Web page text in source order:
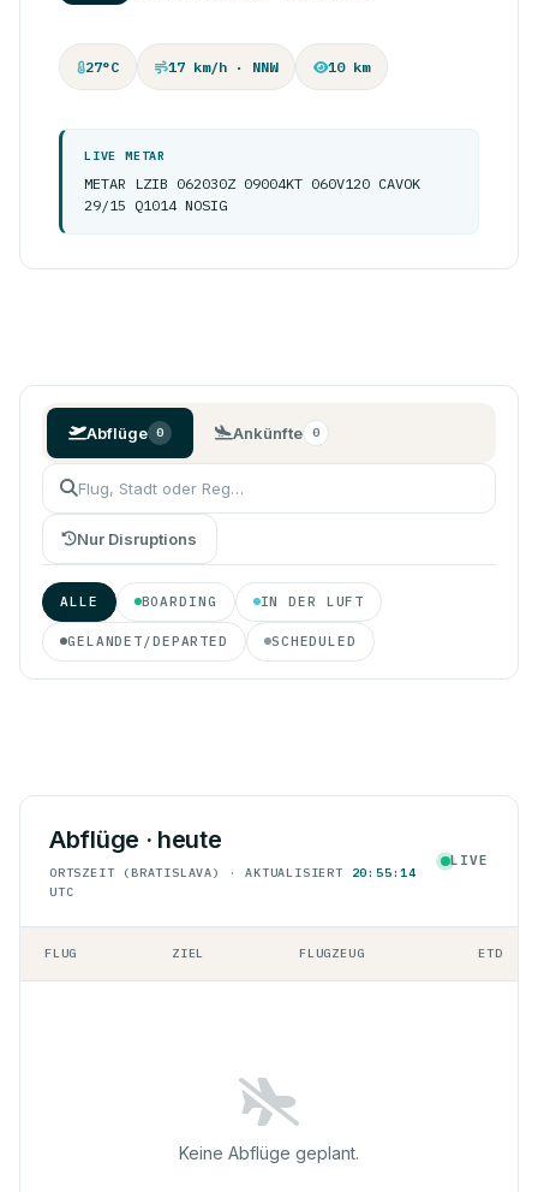
27°C 17 km/h · NNW 10 km
LIVE METAR
METAR LZIB 062030Z 09004KT 060V120 CAVOK
29/15 Q1014 NOSIG
Abflüge 0 Ankünfte 0
Nur Disruptions
ALLE BOARDING IN DER LUFT
GELANDET/DEPARTED SCHEDULED
Abflüge · heute
ORTSZEIT (BRATISLAVA) · AKTUALISIERT
20:55:14
UTC
LIVE
FLUG ZIEL FLUGZEUG ETD
Keine Abflüge geplant.